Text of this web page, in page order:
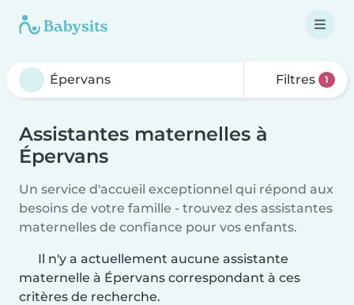
Filtres 1
Assistantes maternelles à
Épervans
Un service d'accueil exceptionnel qui répond aux
besoins de votre famille - trouvez des assistantes
maternelles de confiance pour vos enfants.
Il n'y a actuellement aucune assistante
maternelle à Épervans correspondant à ces
critères de recherche.